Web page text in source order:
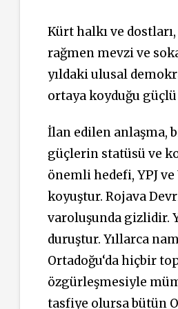
Kürt halkı ve
rağmen mevzi ve
yıldaki ulusal
ortaya koyduğu güçlü
İlan edilen anlaşma,
güçlerin statüsü ve
önemli hedefi, YPJ
koyuştur. Rojava
varoluşunda gizlidir.
duruştur. Yıllarca
Ortadoğu‘da hiçbir
özgürleşmesiyle
tasfiye olursa bütün